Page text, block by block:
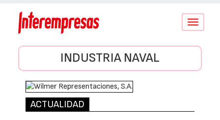
Conmutar
INDUSTRIA NAVAL
ACTUALIDAD